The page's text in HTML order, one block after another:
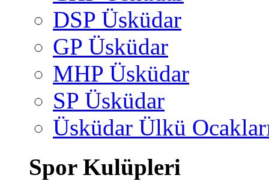
DSP Üsküdar
GP Üsküdar
MHP Üsküdar
SP Üsküdar
Üsküdar Ülkü
Spor Kulüpleri